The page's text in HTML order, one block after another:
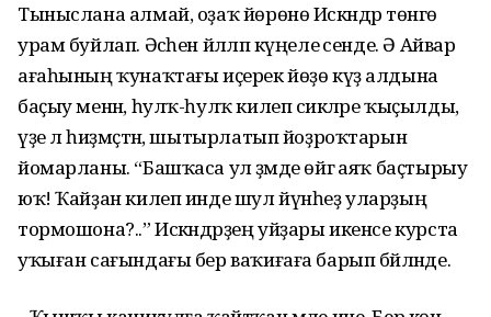
Тыныслана алмай, оҙаҡ йөрөнө Искәндәр төнгө
урам буйлап. Әсәһен йәлләп күңеле әсенде. Ә Айвар
ағаһының ҡунаҡтағы иҫерек йөҙө күҙ алдына
баҫыу менән, һулҡ-һулҡ килеп сикәләре ҡыҫылды,
үҙе лә һиҙмәҫтән, шытырлатып йоҙроҡтарын
йомарланы. “Башҡаса ул әҙәмде өйгә аяҡ баҫтырыу
юҡ! Ҡайҙан килеп инде шул йүнһеҙ уларҙың
тормошона?..” Искәндәрҙең уйҙары икенсе курста
уҡыған сағындағы бер ваҡиғаға барып бәйләнде.